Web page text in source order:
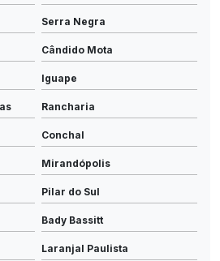
Serra Negra
Cândido Mota
Iguape
Rancharia
Conchal
Mirandópolis
Pilar do Sul
Bady Bassitt
Laranjal Paulista